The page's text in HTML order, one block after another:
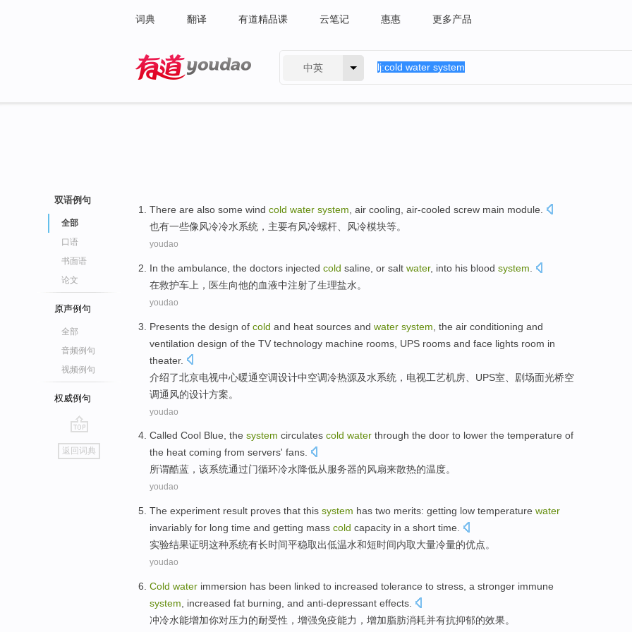
词典 翻译 有道精品课 云笔记 惠惠 更多产品
中英
双语例句
全部
口语
书面语
论文
原声例句
全部
音频例句
视频例句
权威例句
go
top
返回词典
There are also some wind cold water system , air cooling, air-cooled screw main module
也有一些像风冷冷水系统 ， 主要有风冷螺杆 、风冷模块等。
youdao
In the ambulance the doctors injected cold saline , or salt water, into his blood system
在救护车 上， 医生向他的血液中注射了生理盐水。
youdao
Presents the design of cold and heat sources and water system , the air conditioning and
ventilation design of the TV technology machine rooms UPS rooms and face lights room in
theater.
介绍了北京电视中心暖通空调设计中空调冷热源及水系统 ，电视工艺机房 UPS室 、剧场面光桥空
调通风的设计方案。
youdao
Called Cool Blue, the system circulates cold water through the door to lower the temperature of
the heat coming from servers' fans.
所谓酷蓝 ， 该系统通过门循环冷水降低从服务器的风扇来散热的温度。
youdao
The experiment result proves that this system has two merits: getting low temperature water
invariably for long time and getting mass cold capacity in a short time.
实验结果证明这种系统有长时间平稳取出低温水和短时间内取大量冷量的优点。
youdao
Cold water immersion has been linked to increased tolerance to stress , a stronger immune
system , increased fat burning and anti-depressant effects
冲冷水能增加你对压力的耐受性 ， 增强免疫能力，增加脂肪消耗并有抗抑郁的效果。